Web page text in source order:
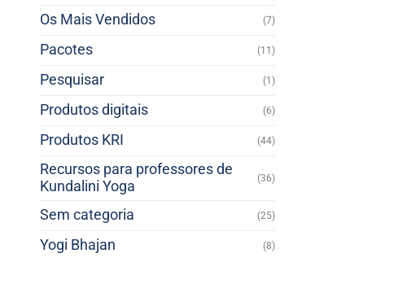
Os Mais Vendidos (7)
Pacotes (11)
Pesquisar (1)
Produtos digitais (6)
Produtos KRI (44)
Recursos para professores de
Kundalini Yoga
(36)
Sem categoria (25)
Yogi Bhajan (8)